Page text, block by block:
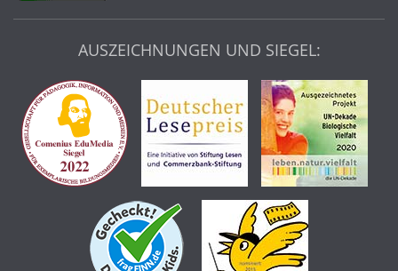
AUSZEICHNUNGEN UND SIEGEL: